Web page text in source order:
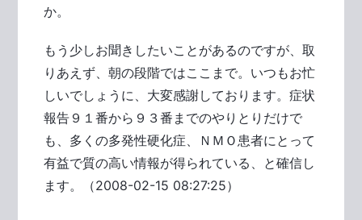
か。
もう少しお聞きしたいことがあるのですが、取
りあえず、朝の段階ではここまで。いつもお忙
しいでしょうに、大変感謝しております。症状
報告９１番から９３番までのやりとりだけで
も、多くの多発性硬化症、ＮＭＯ患者にとって
有益で質の高い情報が得られている、と確信し
ます。（2008-02-15 08:27:25）